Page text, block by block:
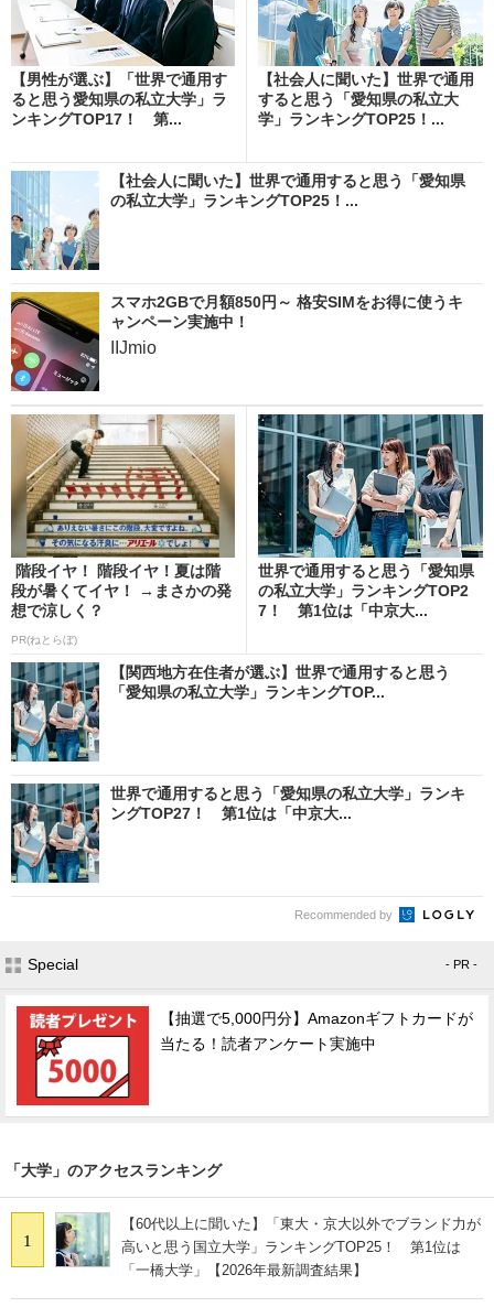
【男性が選ぶ】「世界で通用す
ると思う愛知県の私立大学」ラ
ンキングTOP17！ 第...
【社会人に聞いた】世界で通用
すると思う「愛知県の私立大
学」ランキングTOP25！...
【社会人に聞いた】世界で通用すると思う「愛知県
の私立大学」ランキングTOP25！...
スマホ2GBで月額850円～ 格安SIMをお得に使うキ
ャンペーン実施中！
IIJmio
階段イヤ！ 階段イヤ！夏は階
段が暑くてイヤ！ →まさかの発
想で涼しく？
PR(ねとらぼ)
世界で通用すると思う「愛知県
の私立大学」ランキングTOP2
7！ 第1位は「中京大...
【関西地方在住者が選ぶ】世界で通用すると思う
「愛知県の私立大学」ランキングTOP...
世界で通用すると思う「愛知県の私立大学」ランキ
ングTOP27！ 第1位は「中京大...
Recommended by
Special - PR -
【抽選で5,000円分】Amazonギフトカードが
当たる！読者アンケート実施中
「大学」のアクセスランキング
1
【60代以上に聞いた】「東大・京大以外でブランド力が
高いと思う国立大学」ランキングTOP25！ 第1位は
「一橋大学」【2026年最新調査結果】